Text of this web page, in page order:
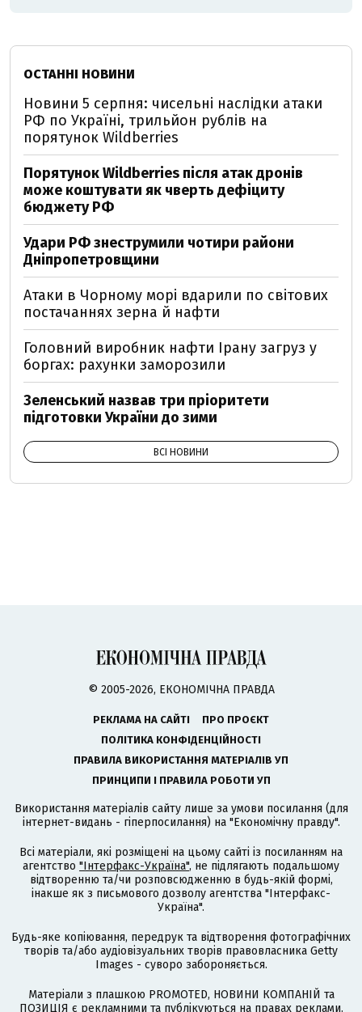
ОСТАННІ НОВИНИ
Новини 5 серпня: чисельні наслідки атаки
РФ по Україні, трильйон рублів на
порятунок Wildberries
Порятунок Wildberries після атак дронів
може коштувати як чверть дефіциту
бюджету РФ
Удари РФ знеструмили чотири райони
Дніпропетровщини
Атаки в Чорному морі вдарили по світових
постачаннях зерна й нафти
Головний виробник нафти Ірану загруз у
боргах: рахунки заморозили
Зеленський назвав три пріоритети
підготовки України до зими
ВСІ НОВИНИ
© 2005-2026, ЕКОНОМІЧНА ПРАВДА
РЕКЛАМА НА САЙТІ
ПРО ПРОЄКТ
ПОЛІТИКА КОНФІДЕНЦІЙНОСТІ
ПРАВИЛА ВИКОРИСТАННЯ МАТЕРІАЛІВ УП
ПРИНЦИПИ І ПРАВИЛА РОБОТИ УП
Використання матеріалів сайту лише за умови посилання (для
інтернет-видань - гіперпосилання) на "Економічну правду".
Всі матеріали, які розміщені на цьому сайті із посиланням на
агентство "Інтерфакс-Україна", не підлягають подальшому
відтворенню та/чи розповсюдженню в будь-якій формі,
інакше як з письмового дозволу агентства "Інтерфакс-
Україна".
Будь-яке копіювання, передрук та відтворення фотографічних
творів та/або аудіовізуальних творів правовласника Getty
Images - суворо забороняється.
Матеріали з плашкою PROMOTED, НОВИНИ КОМПАНІЙ та
ПОЗИЦІЯ є рекламними та публікуються на правах реклами.